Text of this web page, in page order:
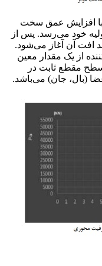
می‌شود با افزایش عمق سخت
خود می‌رسد. پس از
افت آن آغاز می‌شود.
از یک مقدار معین
مقطع ثابت در
(بال، جان) می‌باشد.